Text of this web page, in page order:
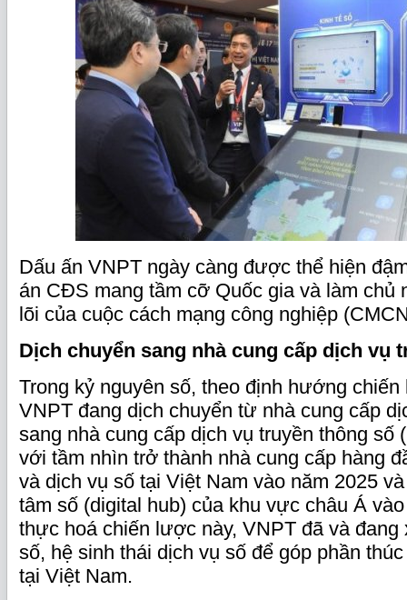
Dấu ấn VNPT ngày càng được thể hiện
án CĐS mang tầm cỡ Quốc gia và làm chủ
lõi của cuộc cách mạng công nghiệp
Dịch chuyển sang nhà cung cấp dịch vụ
Trong kỷ nguyên số, theo định hướng
VNPT đang dịch chuyển từ nhà cung cấp
sang nhà cung cấp dịch vụ truyền thông số
với tầm nhìn trở thành nhà cung cấp hàng
và dịch vụ số tại Việt Nam vào năm 2025
tâm số (digital hub) của khu vực châu Á
thực hoá chiến lược này, VNPT đã và đang
số, hệ sinh thái dịch vụ số để góp phần
tại Việt Nam.